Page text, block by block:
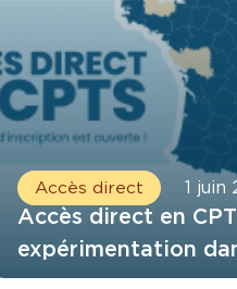
Accès direct 1 juin
Accès direct en
expérimentation
le Rhône et l’Isère